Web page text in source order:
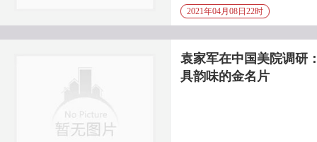
2021年04月08日22时
袁家军在中国美院调研
具韵味的金名片